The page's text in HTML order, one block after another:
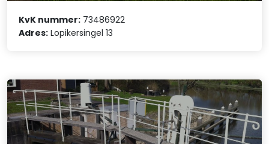
KvK nummer: 73486922
Adres: Lopikersingel 13